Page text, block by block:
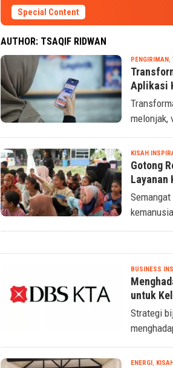
Special Content
AUTHOR: TSAQIF RIDWAN
PENGIRIMAN,
Aplikasi
melonjak,
KISAH
Gotong
Layanan
BUSINESS
untuk
Strategi
ENERGI,